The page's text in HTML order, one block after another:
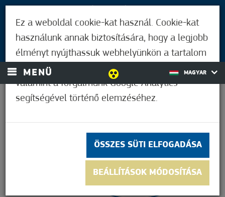
BEJELENTKEZÉS
MENÜ MAGYAR
Ez a weboldal cookie-kat használ. Cookie-kat
használunk annak biztosítására, hogy a legjobb
élményt nyújthassuk webhelyünkön a tartalom
és a hirdetések személyre szabásához,
valamint a forgalmunk Google Analytics
segítségével történő elemzéséhez.
ÖSSZES SÜTI ELFOGADÁSA
BEÁLLÍTÁSOK MÓDOSÍTÁSA